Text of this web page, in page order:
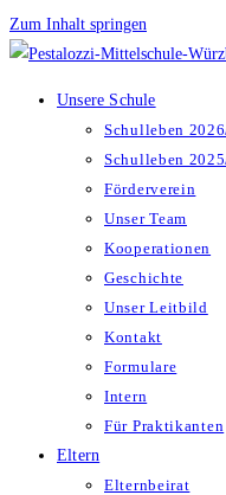
Zum Inhalt springen
Unsere Schule
Schulleben
Schulleben
Förderverein
Unser Team
Kooperationen
Geschichte
Unser Leitbild
Kontakt
Formulare
Intern
Für Praktikanten
Eltern
Elternbeirat